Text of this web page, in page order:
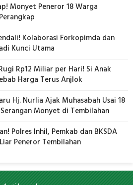
Monyet Peneror 18 Warga
Kolaborasi Forkopimda dan
Kunci Utama
Rp12 Miliar per Hari! Si Anak
Harga Terus Anjlok
Hj. Nurlia Ajak Muhasabah Usai 18
Warga Jadi Korban Serangan Monyet di Tembilahan
Polres Inhil, Pemkab dan BKSDA
Peneror Tembilahan